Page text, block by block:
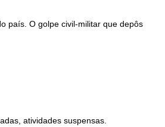
país. O golpe civil-militar que depôs
atividades suspensas.